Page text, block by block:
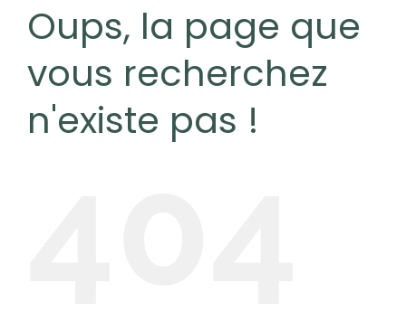
Oups, la page que
vous recherchez
n'existe pas !